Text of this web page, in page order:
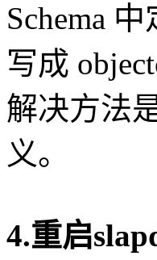
Schema
写成
解决方法
义。
4.重启